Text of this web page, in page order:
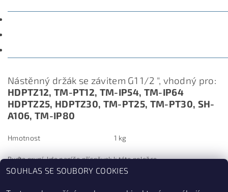
Nástěnný držák se závitem G1 1/2 ", vhodný pro:
HDPTZ12, TM-PT12, TM-IP54, TM-IP64
HDPTZ25, HDPTZ30, TM-PT25, TM-PT30, SH-
A106, TM-IP80
Hmotnost 1 kg
Buďte první, kdo napíše příspěvek k této položce.
SOUHLAS SE SOUBORY COOKIES